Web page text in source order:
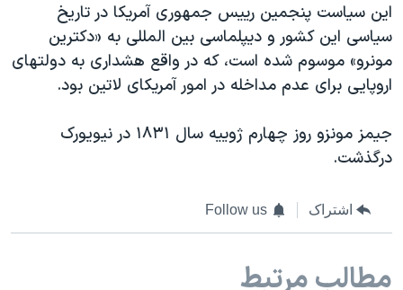
این سیاست پنجمین رییس جمهوری آمریکا در تاریخ
سیاسی این کشور و دیپلماسی بین المللی به «دکترین
مونرو» موسوم شده است، که در واقع هشداری به دولتهای
اروپایی برای عدم مداخله در امور آمریکای لاتین بود.
جیمز مونزو روز چهارم ژوییه سال ۱۸۳۱ در نیویورک
درگذشت.
اشتراک Follow us
مطالب مرتبط